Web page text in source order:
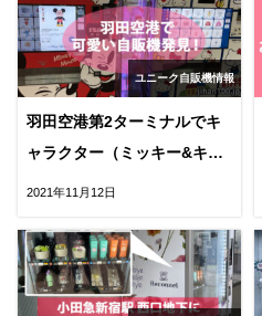
ユニーク自販機情報
羽田空港第2ターミナルでキ
ャラクター（ミッキー&キテ
2021年11月12日